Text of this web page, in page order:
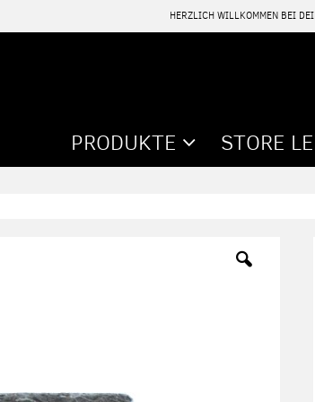
HERZLICH WILLKOMMEN BEI
PRODUKTE STORE